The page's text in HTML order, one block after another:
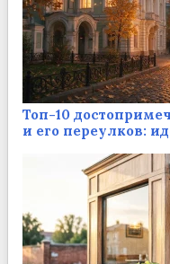
Топ-10
и его переулков: